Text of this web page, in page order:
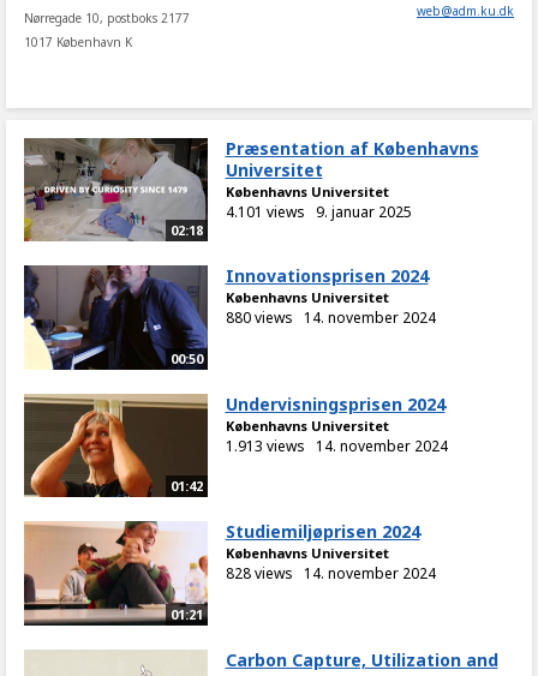
Nørregade 10, postboks 2177
1017 København K
web@adm.ku.dk
02:18
Præsentation af Københavns
Universitet
Københavns Universitet
4.101 views 9. januar 2025
00:50
Innovationsprisen 2024
Københavns Universitet
880 views 14. november 2024
01:42
Undervisningsprisen 2024
Københavns Universitet
1.913 views 14. november 2024
01:21
Studiemiljøprisen 2024
Københavns Universitet
828 views 14. november 2024
Carbon Capture, Utilization and